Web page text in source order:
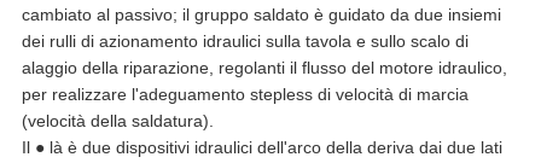
cambiato al passivo; il gruppo saldato è guidato da due insiemi
dei rulli di azionamento idraulici sulla tavola e sullo scalo di
alaggio della riparazione, regolanti il flusso del motore idraulico,
per realizzare l'adeguamento stepless di velocità di marcia
(velocità della saldatura).
Il ● là è due dispositivi idraulici dell'arco della deriva dai due lati